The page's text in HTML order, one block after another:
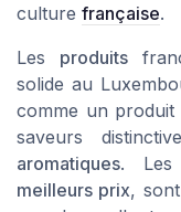
culture française.
Les produits
solide au
comme un produit
saveurs
aromatiques. Les
meilleurs prix,